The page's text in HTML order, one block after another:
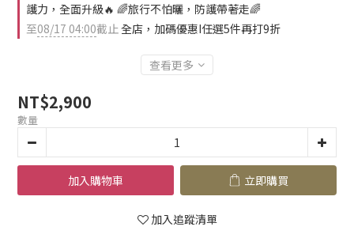
護力，全面升級🔥 🌈旅行不怕曬，防護帶著走🌈
至08/17 04:00截止全店，加碼優惠I任選5件再打9折
查看更多
NT$2,900
數量
加入購物車 立即購買
加入追蹤清單